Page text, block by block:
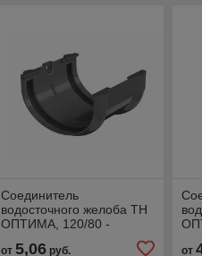
Соединитель
водосточного желоба ТН
ОПТИМА, 120/80 -
от 5,06руб. от